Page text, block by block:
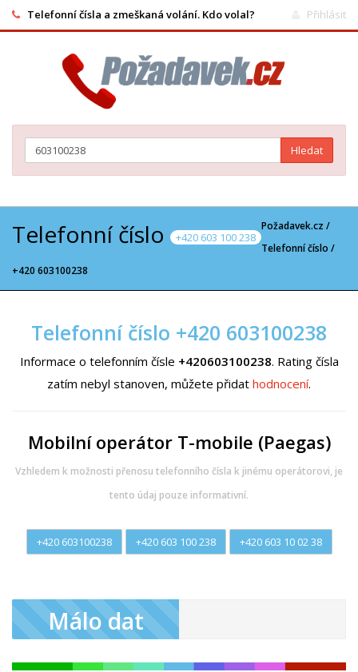
Telefonní čísla a zmeškaná volání. Kdo volal? Přihlásit
Hledat
Telefonní číslo +420 603 100 238
Požadavek.cz /
Telefonní číslo /
+420 603100238
Telefonní číslo +420 603100238
Informace o telefonním čísle +420603100238. Rating čísla
zatím nebyl stanoven, můžete přidat hodnocení.
Mobilní operátor T-mobile (Paegas)
Vzhledem k možnosti přenosu telefonního čísla k jinému operátorovi, je
tento údaj pouze informativní.
+420 603100238 +420 603 100 238 +420 603 10 02 38
Málo dat